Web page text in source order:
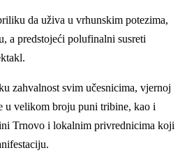
da uživa u vrhunskim potezima,
a predstojeći polufinalni susreti
zahvalnost svim učesnicima, vjernoj
u velikom broju puni tribine, kao i
Trnovo i lokalnim privrednicima koji